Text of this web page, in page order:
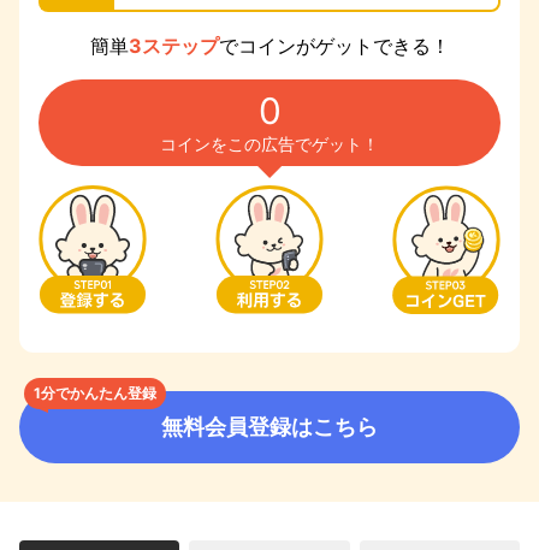
簡単3ステップでコインがゲットできる！
0
コインをこの広告でゲット！
1分でかんたん登録
無料会員登録はこちら